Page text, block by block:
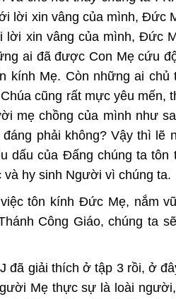
lời xin vâng của mình, Đức
xin vâng của mình, Đức
ai đã được Con Mẹ cứu
kính Mẹ. Còn những ai
cũng rất mực yêu mến,
mẹ chồng của mình như
phải không? Vậy thì lẽ
dấu của Đấng chúng ta
hy sinh Người vì chúng ta.
tôn kính Đức Mẹ, nắm
Công Giáo, chúng ta
đã giải thích ở tập 3 rồi, ở
Mẹ thực sự là loài